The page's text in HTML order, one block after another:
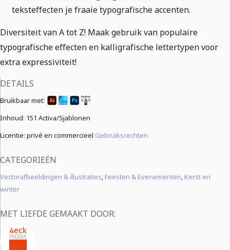
teksteffecten je fraaie typografische accenten.
Diversiteit van A tot Z! Maak gebruik van populaire
typografische effecten en kalligrafische lettertypen voor
extra expressiviteit!
DETAILS
Bruikbaar met:
Inhoud: 151 Activa/Sjablonen
Licentie: privé en commercieel Gebruiksrechten
CATEGORIEËN
Vectorafbeeldingen & illustraties, Feesten & Evenementen, Kerst en
winter
MET LIEFDE GEMAAKT DOOR: